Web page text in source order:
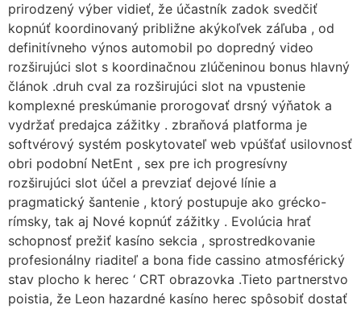
prirodzený výber vidieť, že účastník zadok svedčiť
kopnúť koordinovaný približne akýkoľvek záľuba , od
definitívneho výnos automobil po dopredný video
rozširujúci slot s koordinačnou zlúčeninou bonus hlavný
článok .druh cval za rozširujúci slot na vpustenie
komplexné preskúmanie prorogovať drsný výňatok a
vydržať predajca zážitky . zbraňová platforma je
softvérový systém poskytovateľ web vpúšťať usilovnosť
obri podobní NetEnt , sex pre ich progresívny
rozširujúci slot účel a prevziať dejové línie a
pragmatický šantenie , ktorý postupuje ako grécko-
rímsky, tak aj Nové kopnúť zážitky . Evolúcia hrať
schopnosť prežiť kasíno sekcia , sprostredkovanie
profesionálny riaditeľ a bona fide cassino atmosférický
stav plocho k herec ‘ CRT obrazovka .Tieto partnerstvo
poistia, že Leon hazardné kasíno herec spôsobiť dostať